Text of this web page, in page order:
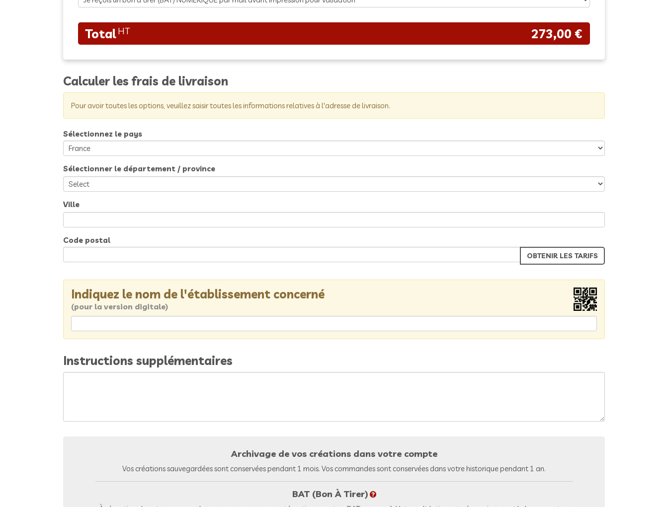
273,00 €
Calculer les frais de livraison
Pour avoir toutes les options, veuillez saisir toutes les informations relatives à l'adresse de livraison.
Sélectionnez le pays
Sélectionner le département / province
Ville
Code postal
Indiquez le nom de l'établissement concerné
(pour la version digitale)
Instructions supplémentaires
Archivage de vos créations dans votre compte
Vos créations sauvegardées sont conservées pendant 1 mois. Vos commandes sont conservées dans votre historique pendant 1 an.
BAT (Bon À Tirer)